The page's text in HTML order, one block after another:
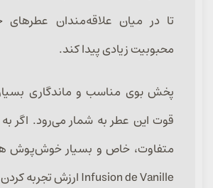
تا در میان علاقه‌مندان
محبوبیت زیادی پیدا کند.
پخش بوی مناسب و ماندگاری
قوت این عطر به شمار می‌رود. اگر به
Infusion de Vanille ارزش تجربه کردن را دارد.